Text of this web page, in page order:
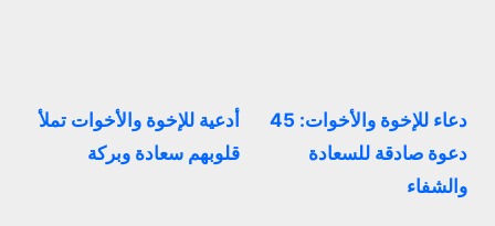
دعاء للإخوة والأخوات: 45
دعوة صادقة للسعادة
والشفاء
أدعية للإخوة والأخوات تملأ
قلوبهم سعادة وبركة